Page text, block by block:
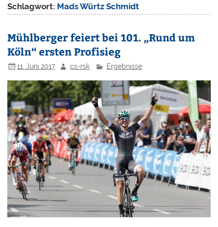
Schlagwort: Mads Würtz Schmidt
Mühlberger feiert bei 101. „Rund um
Köln“ ersten Profisieg
11. Juni 2017 cs-rsk Ergebnisse